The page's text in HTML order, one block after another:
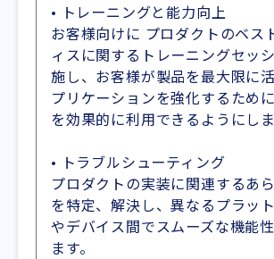
• トレーニングと能力向上
お客様向けに プロダクトのベス
ィスに関するトレーニングセッ
施し、お客様が製品を最大限に
プリケーションを強化するため
を効果的に利用できるようにしま
• トラブルシューティング
プロダクトの実装に関連するあ
を特定、解決し、異なるプラッ
やデバイス間でスムーズな機能
ます。